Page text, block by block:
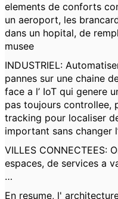
elements de conforts
un aeroport, les
dans un hopital, de
musee
INDUSTRIEL:
pannes sur une chaine
face a l’ IoT qui genere
pas toujours controllee,
tracking pour localiser
important sans changer
VILLES CONNECTEES:
espaces, de services a
…
En resume, l'